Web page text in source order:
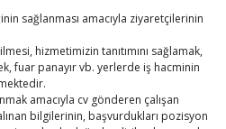
sağlanması amacıyla ziyaretçilerinin
hizmetimizin tanıtımını sağlamak,
fuar panayır vb. yerlerde iş hacminin
amacıyla cv gönderen çalışan
bilgilerinin, başvurdukları pozisyon
Sekreteri Khalawi ile görüştü
Odası’nın yeni